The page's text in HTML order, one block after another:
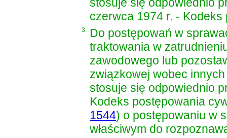
czerwca 1974 r. - Kodeks
3.
Do postępowań w
traktowania w
zawodowego lub
związkowej wobec
stosuje się odpowiednio
Kodeks postępowania
1544) o postępowaniu w
właściwym do